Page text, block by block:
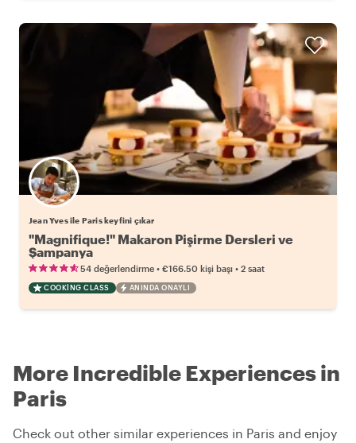
Jean Yves ile Paris keyfini çıkar
"Magnifique!" Makaron Pişirme Dersleri ve
Şampanya
54 değerlendirme • €166.50 kişi başı • 2 saat
COOKING CLASS ANINDA ONAYLI
More Incredible Experiences in
Paris
Check out other similar experiences in Paris and enjoy